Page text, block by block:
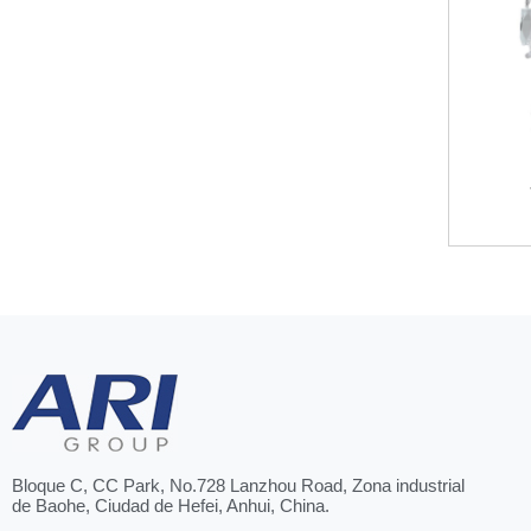
Bloque C, CC Park, No.728 Lanzhou Road, Zona industrial
de Baohe, Ciudad de Hefei, Anhui, China.